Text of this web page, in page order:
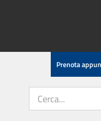
Prenota
sito: